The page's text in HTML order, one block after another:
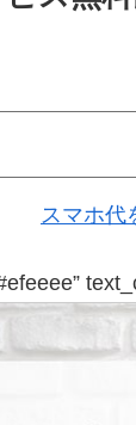
スマホ代